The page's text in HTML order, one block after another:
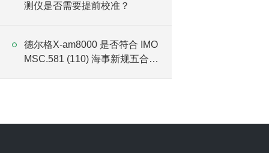
测仪是否需要提前校准？
德尔格X-am8000 是否符合 IMO
MSC.581 (110) 海事新规五合一